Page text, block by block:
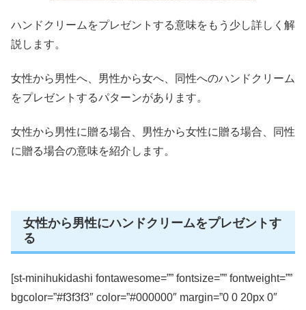
ハンドクリームをプレゼントする意味をもう少し詳しく解
説します。
女性から男性へ、男性から女へ、同性へのハンドクリーム
をプレゼントするパターンがあります。
女性から男性に贈る場合、男性から女性に贈る場合、同性
に贈る場合の意味を紹介します。
女性から男性にハンドクリームをプレゼントす
る
[st-minihukidashi fontawesome=”” fontsize=”” fontweight=””
bgcolor=”#f3f3f3″ color=”#000000″ margin=”0 0 20px 0″